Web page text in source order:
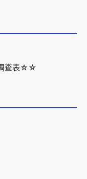
查表☆☆